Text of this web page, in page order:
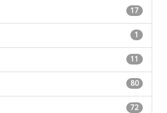
17
1
11
80
72